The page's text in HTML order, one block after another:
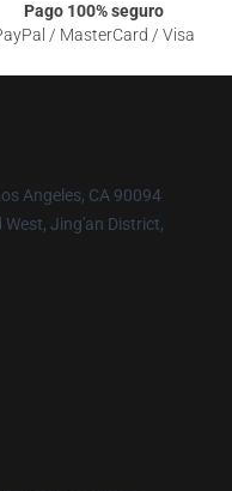
Pago 100% seguro
/ MasterCard / Visa
Angeles, CA 90094
West, Jing'an District,